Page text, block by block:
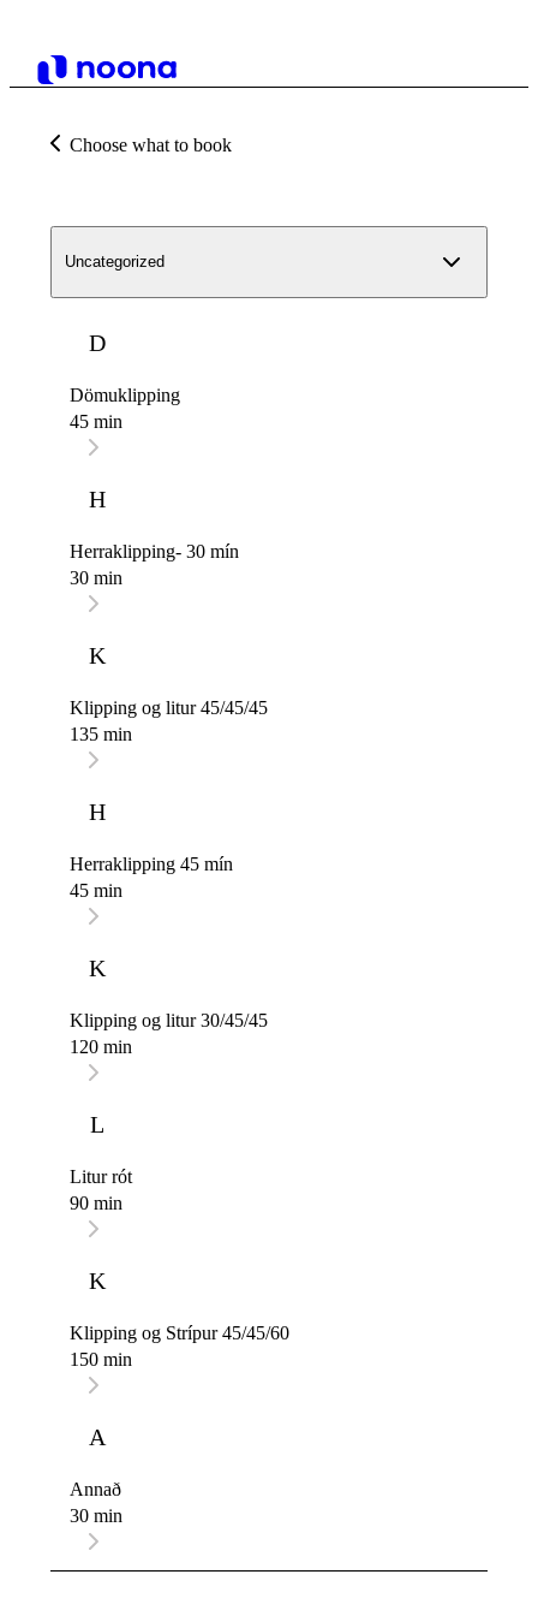
Choose what to book
Uncategorized
D
Dömuklipping
45 min
H
Herraklipping- 30 mín
30 min
K
Klipping og litur 45/45/45
135 min
H
Herraklipping 45 mín
45 min
K
Klipping og litur 30/45/45
120 min
L
Litur rót
90 min
K
Klipping og Strípur 45/45/60
150 min
A
Annað
30 min